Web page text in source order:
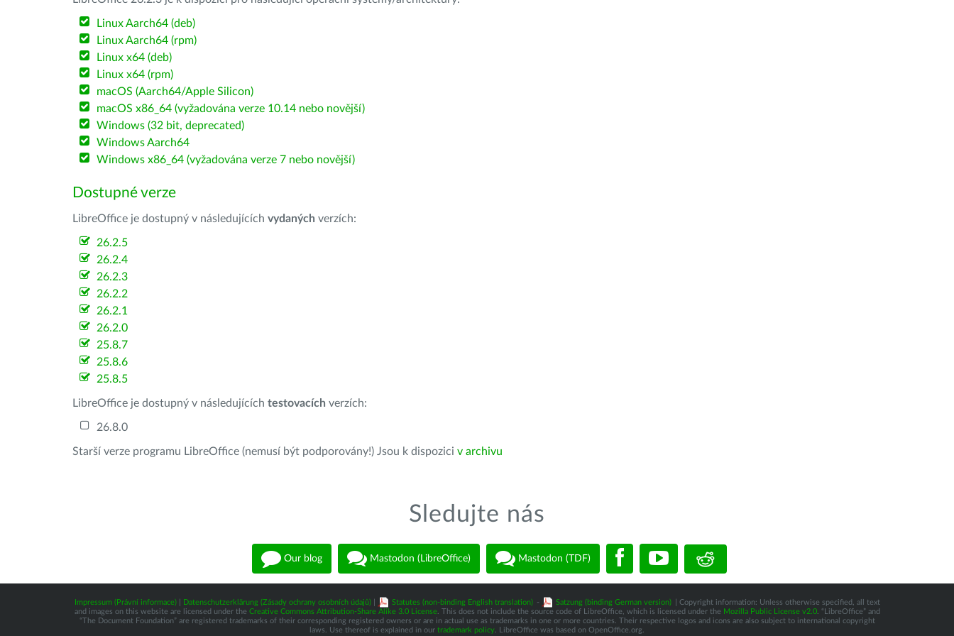
Linux Aarch64 (deb)
Linux Aarch64 (rpm)
Linux x64 (deb)
Linux x64 (rpm)
macOS (Aarch64/Apple Silicon)
macOS x86_64 (vyžadována verze 10.14 nebo novější)
Windows (32 bit, deprecated)
Windows Aarch64
Windows x86_64 (vyžadována verze 7 nebo novější)
Dostupné verze
LibreOffice je dostupný v následujících vydaných verzích:
26.2.5
26.2.4
26.2.3
26.2.2
26.2.1
26.2.0
25.8.7
25.8.6
25.8.5
LibreOffice je dostupný v následujících testovacích verzích:
26.8.0
Starší verze programu LibreOffice (nemusí být podporovány!) Jsou k dispozici v archivu
Sledujte nás
Our blog Mastodon (LibreOffice) Mastodon (TDF)
Impressum (Právní informace)| Datenschutzerklärung (Zásady ochrany osobních údajů)| Statutes (non-binding English translation) - Satzung (binding German version)
| Copyright information: Unless otherwise specified, all text
and images on this website are licensed under the Creative Commons Attribution-Share Alike 3.0 License. This does not include the source code of LibreOffice, which is licensed under the Mozilla Public License v2.0. “LibreOffice” and
“The Document Foundation” are registered trademarks of their corresponding registered owners or are in actual use as trademarks in one or more countries. Their respective logos and icons are also subject to international copyright
laws. Use thereof is explained in our trademark policy . LibreOffice was based on OpenOffice.org.